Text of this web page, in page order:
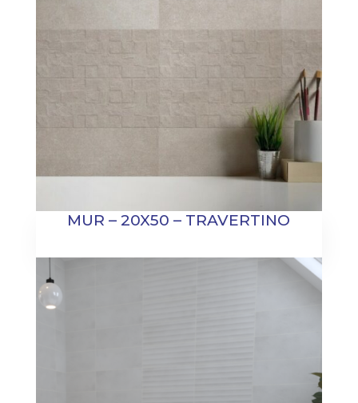
MUR – 20X50 – TRAVERTINO